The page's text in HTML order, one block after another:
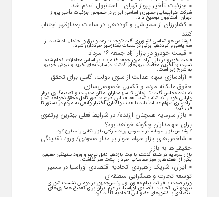
جزئیات تأخیر پرواز تهران ـ استانبول اعلام شد
شرکت هواپیمایی جمهوری اسلامی ایران در خصوص جزئیات تأخیر پرواز
تهران_ استانبول توضیح داد.
کشاورزان از سم‌پاشی و کوددهی در ساعات بعدازظهر اجتناب
کنند
کارشناس هواشناسی کشاورزی گفت:توجه به رعد و برق و احتمال باد شدید از
سم پاشی و کوددهی برگی در ساعات بعدازظهر خودداری شود.
قیمت خودرو در بازار آزاد جمعه ۱۶ مرداد
قیمت خودرو در بازار آزاد امروز جمعه ۱۶ مرداد بر اساس معاملات انجام شده
نسبت به آخرین معاملات روز‌های گذشته در سایت‌های خرید و فروش خودرو
به شرح زیر است.
آزادسازی سهام عدالت از سوی دولت، گامی برای تحقق
حقوق مالکانه مردم و تکمیل خصوصی‌سازی
نماینده مجلس گفت: تا زمانی که سهامداران امکان مدیریت و تصمیم‌گیری درباره
دارایی خود را نداشته باشند، اهداف این طرح به طور کامل محقق نخواهد شد و
آزادسازی سهام عدالت باید با هدف واگذاری اختیار واقعی به مردم در دستور کار
قرار گیرد.
بازار سرمایه همچنان ارزنده/ در شرایط فعلی بهترین پرتفوی
برای سهامداران چگونه خواهد بود؟
کارشناس بازار سرمایه در خصوص روند حرکتی بازار نکاتی را مطرح کرد.
شاخص‌های بازار سهام سوار بر مدار صعودی/ ورود نقدینگی
حقیقی‌ها به بازار
بازار سرمایه در هفته گذشته با ثبت بازدهی قابل توجه و ورود نقدینگی حقیقی،
یکی از هفته‌های سبز معاملاتی خود را پشت سر گذاشت.
ایران، شریک راهبردی اتحادیه اقتصادی اوراسیا در مسیر
توسعه تجارت و همگرایی منطقه‌ای
وزیر صمت با قرائت پیام معاون اول رئیس‌جمهور در دومین نشست شورای
بین‌دولتی اتحادیه اقتصادی اوراسیا، بر عزم ایران برای تعمیق همکاری‌های
اقتصادی با کشورهای عضو این اتحادیه تأکید کرد.